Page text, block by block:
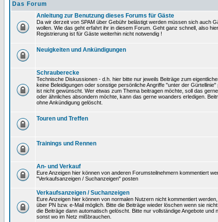
Das Forum
Anleitung zur Benutzung dieses Forums für Gäste
Da wir derzeit von SPAM über Gebühr belästigt werden müssen sich auch
wollen. Wie das geht erfahrt ihr in diesem Forum. Geht ganz schnell, also
Registrierung ist für Gäste weiterhin nicht notwendig !
Neuigkeiten und Ankündigungen
Schrauberecke
Technische Diskussionen - d.h. hier bitte nur jeweils Beiträge zum
keine Beleidigungen oder sonstige persönliche Angriffe "unter der
ist nicht gewünscht. Wer etwas zum Thema beitragen möchte, soll das
oder ähnliches absondern möchte, kann das gerne woanders erledigen.
ohne Ankündigung gelöscht.
Touren und Treffen
Trainings und Rennen
An- und Verkauf
Eure Anzeigen hier können von anderen Forumsteilnehmern kommentiert
"Verkaufsanzeigen / Suchanzeigen" posten
Verkaufsanzeigen / Suchanzeigen
Eure Anzeigen hier können von normalen Nutzern nicht kommentiert
über PN bzw. e-Mail möglich. Bitte die Beiträge wieder löschen wenn sie
die Beiträge dann automatisch gelöscht. Bitte nur vollständige Angebote und
sonst wo im Netz mißbrauchen.